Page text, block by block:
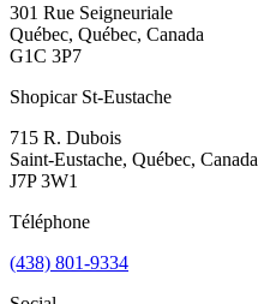
301 Rue Seigneuriale
Québec, Québec, Canada
G1C 3P7
Shopicar St-Eustache
715 R. Dubois
Saint-Eustache, Québec, Canada
J7P 3W1
Téléphone
(438) 801-9334